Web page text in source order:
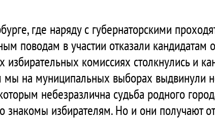
где наряду с губернаторскими
поводам в участии отказали кандидатам
комиссиях столкнулись и
на муниципальных выборах выдвинули
небезразлична судьба родного
избирателям. Но и они получают